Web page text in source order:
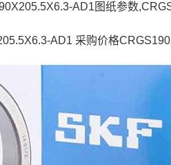
AD1图纸参数
AD1 采购价格